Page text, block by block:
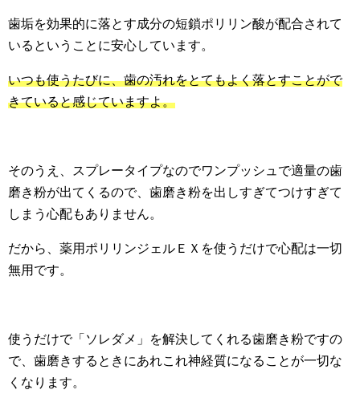
歯垢を効果的に落とす成分の短鎖ポリリン酸が配合されて
いるということに安心しています。
いつも使うたびに、歯の汚れをとてもよく落とすことがで
きていると感じていますよ。
そのうえ、スプレータイプなのでワンプッシュで適量の歯
磨き粉が出てくるので、歯磨き粉を出しすぎてつけすぎて
しまう心配もありません。
だから、薬用ポリリンジェルＥＸを使うだけで心配は一切
無用です。
使うだけで「ソレダメ」を解決してくれる歯磨き粉ですの
で、歯磨きするときにあれこれ神経質になることが一切な
くなります。